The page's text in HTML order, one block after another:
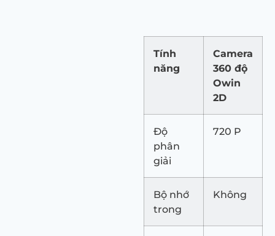
Tính
năng
Camera
360 độ
Owin
2D
Độ
phân
giải
720 P
Bộ nhớ
trong
Không